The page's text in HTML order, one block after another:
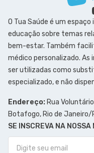
O Tua Saúde é um
educação sobre temas
bem-estar. Também
médico personalizado.
ser utilizadas como
especializado, e não
Endereço: Rua
Botafogo, Rio de
SE INSCREVA NA